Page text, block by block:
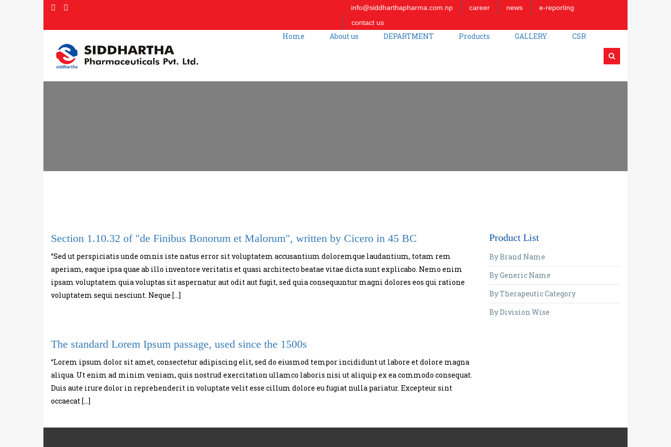
info@siddharthapharma.com.np career news
e-reporting
contact us
Home About us DEPARTMENT Products GALLERY CSR
Section 1.10.32 of "de Finibus Bonorum et Malorum", written by Cicero in 45 BC
“Sed ut perspiciatis unde omnis iste natus error sit voluptatem accusantium doloremque laudantium, totam rem
aperiam, eaque ipsa quae ab illo inventore veritatis et quasi architecto beatae vitae dicta sunt explicabo. Nemo enim
ipsam voluptatem quia voluptas sit aspernatur aut odit aut fugit, sed quia consequuntur magni dolores eos qui ratione
voluptatem sequi nesciunt. Neque […]
The standard Lorem Ipsum passage, used since the 1500s
“Lorem ipsum dolor sit amet, consectetur adipiscing elit, sed do eiusmod tempor incididunt ut labore et dolore magna
aliqua. Ut enim ad minim veniam, quis nostrud exercitation ullamco laboris nisi ut aliquip ex ea commodo consequat.
Duis aute irure dolor in reprehenderit in voluptate velit esse cillum dolore eu fugiat nulla pariatur. Excepteur sint
occaecat […]
Product List
By Brand Name
By Generic Name
By Therapeutic Category
By Division Wise